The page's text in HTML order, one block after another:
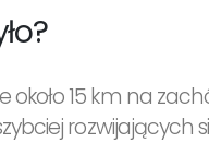
około 15 km na
rozwijających